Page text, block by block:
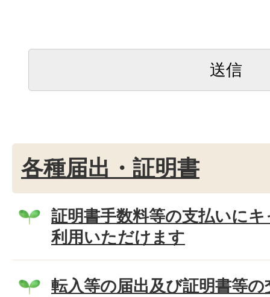
各種届出・証明書
証明書手数料等の支払いに
利用いただけます
転入等の届出及び証明書等